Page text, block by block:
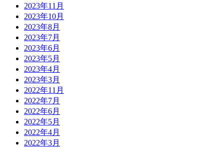
2023年11月
2023年10月
2023年8月
2023年7月
2023年6月
2023年5月
2023年4月
2023年3月
2022年11月
2022年7月
2022年6月
2022年5月
2022年4月
2022年3月